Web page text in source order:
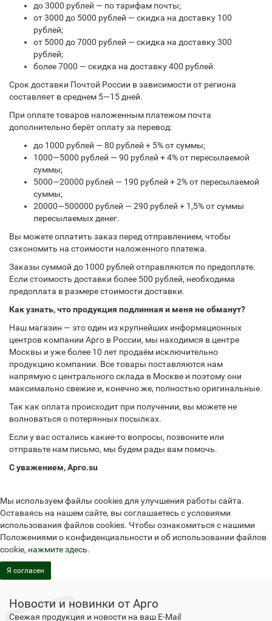
до 3000 рублей — по тарифам почты;
от 3000 до 5000 рублей — скидка на доставку 100
рублей;
от 5000 до 7000 рублей — скидка на доставку 300
рублей;
более 7000 — скидка на доставку 400 рублей.
Срок доставки Почтой России в зависимости от региона
составляет в среднем 5—15 дней.
При оплате товаров наложенным платежом почта
дополнительно берёт оплату за перевод:
до 1000 рублей — 80 рублей + 5% от суммы;
1000—5000 рублей — 90 рублей + 4% от пересылаемой
суммы;
5000—20000 рублей — 190 рублей + 2% от пересылаемой
суммы;
20000—500000 рублей — 290 рублей + 1,5% от суммы
пересылаемых денег.
Вы можете оплатить заказ перед отправлением, чтобы
сэкономить на стоимости наложенного платежа.
Заказы суммой до 1000 рублей отправляются по предоплате.
Если стоимость доставки более 500 рублей, необходима
предоплата в размере стоимости доставки.
Как узнать, что продукция подлинная и меня не обманут?
Наш магазин — это один из крупнейших информационных
центров компании Арго в России, мы находимся в центре
Москвы и уже более 10 лет продаём исключительно
продукцию компании. Все товары поставляются нам
напрямую с центрального склада в Москве и поэтому они
максимально свежие и, конечно же, полностью оригинальные.
Так как оплата происходит при получении, вы можете не
волноваться о потерянных посылках.
Если у вас остались какие-то вопросы, позвоните или
отправьте нам письмо, мы будем рады вам помочь.
С уважением, Арго.su
Мы используем файлы cookies для улучшения работы сайта.
Оставаясь на нашем сайте, вы соглашаетесь с условиями
использования файлов cookies. Чтобы ознакомиться с нашими
Положениями о конфиденциальности и об использовании файлов
cookie, нажмите здесь.
Я согласен
Новости и новинки от Арго
Свежая продукция и новости на ваш E-Mail